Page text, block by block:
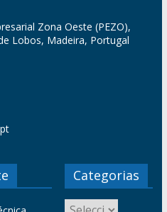
Zona Oeste (PEZO),
Lobos, Madeira, Portugal
Categorias